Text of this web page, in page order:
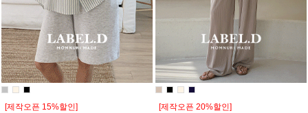
[제작오픈 15%할인]
[제작오픈 20%할인]